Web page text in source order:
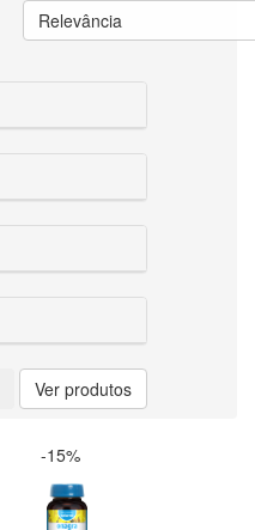
Relevância
Ver produtos
-15%